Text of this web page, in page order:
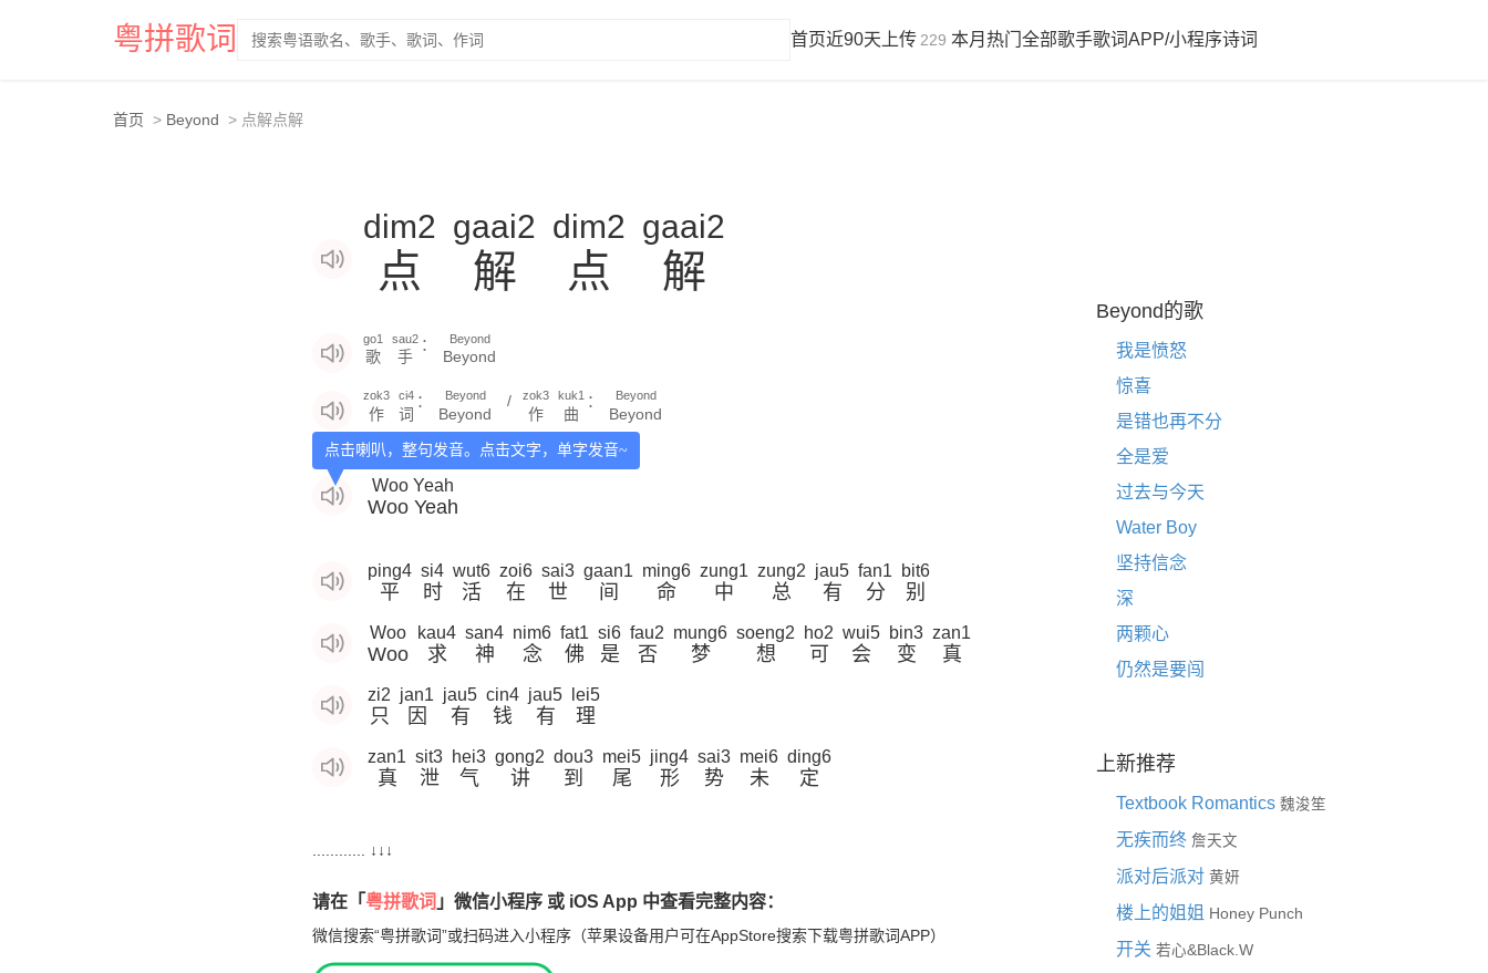
粤拼歌词 首页近90天上传 229 本月热门 全部歌手歌词APP/小程序诗词
首页 Beyond 点解点解
点
dim2
解
gaai2
点
dim2
解
gaai2
歌
go1
手
sau2 ：
Beyond
Beyond
作
zok3
词
ci4 ：
Beyond
Beyond /
作
zok3
曲
kuk1 ：
Beyond
Beyond
点击喇叭，整句发音。点击文字，单字发音~
Woo Yeah
Woo Yeah
平
ping4
时
si4
活
wut6
在
zoi6
世
sai3
间
gaan1
命
ming6
中
zung1
总
zung2
有
jau5
分
fan1
别
bit6
Woo
Woo
求
kau4
神
san4
念
nim6
佛
fat1
是
si6
否
fau2
梦
mung6
想
soeng2
可
ho2
会
wui5
变
bin3
真
zan1
只
zi2
因
jan1
有
jau5
钱
cin4
有
jau5
理
lei5
真
zan1
泄
sit3
气
hei3
讲
gong2
到
dou3
尾
mei5
形
jing4
势
sai3
未
mei6
定
ding6
............ ↓↓↓
请在「 粤拼歌词 」微信小程序 或 iOS App 中查看完整内容：
微信搜索“粤拼歌词”或扫码进入小程序（苹果设备用户可在AppStore搜索下载粤拼歌词APP）
Beyond的歌
我是愤怒
惊喜
是错也再不分
全是爱
过去与今天
Water Boy
坚持信念
深
两颗心
仍然是要闯
上新推荐
Textbook Romantics 魏浚笙
无疾而终 詹天文
派对后派对 黄妍
楼上的姐姐 Honey Punch
开关 若心&Black.W